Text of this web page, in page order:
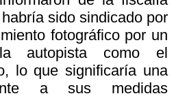
sido sindicado por
fotográfico por un
autopista como el
lo que significaría una
a sus medidas